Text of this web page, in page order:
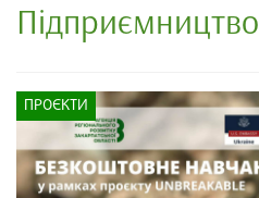
Підприємництво
ПРОЄКТИ